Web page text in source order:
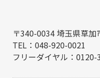
〒340-0034 埼玉県草
TEL：048-920-0021
フリーダイヤル：0120-